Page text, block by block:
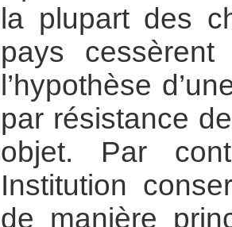
la plupart des
pays
l’hypothèse
par résistance
objet. Par
Institution
de manière